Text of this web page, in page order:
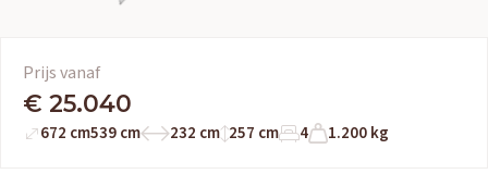
Prijs vanaf
€ 25.040
672 cm539 cm 232 cm 257 cm 4 1.200 kg